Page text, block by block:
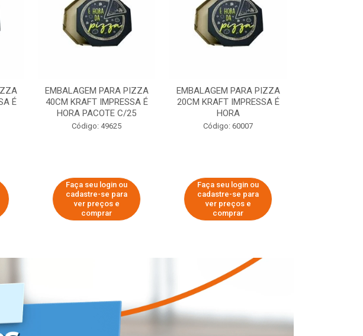
É
EMBALAGEM PARA PIZZA
40CM KRAFT IMPRESSA É
HORA PACOTE C/25
Código: 49625
Faça seu login ou
cadastre-se para
ver preços e
comprar
EMBALAGEM PARA PIZZA
20CM KRAFT IMPRESSA É
HORA
Código: 60007
Faça seu login ou
cadastre-se para
ver preços e
comprar